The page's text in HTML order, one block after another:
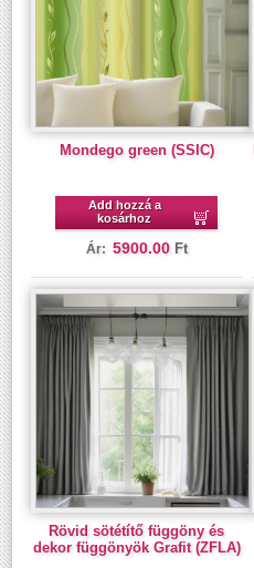
Mondego green (SSIC)
Add hozzá a
kosárhoz
Ár: 5900.00 Ft
Rövid sötétítő függöny és
dekor függönyök Grafit (ZFLA)